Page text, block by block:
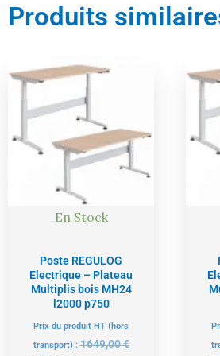
Produits
En Stock
Poste REGULOG
Electrique – Plateau
Multiplis bois MH24
l2000 p750
Prix du produit HT (hors
transport) :1649,00€
1649,00 €.
Le
prix
actuel
est :
1567,00 €.